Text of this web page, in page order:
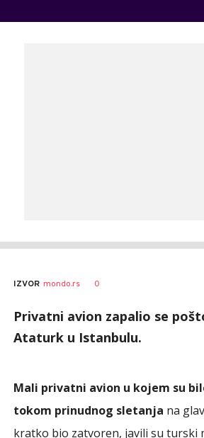
IZVOR mondo.rs 0
Privatni avion zapalio se
Ataturk u Istanbulu.
Mali privatni avion u kojem su
tokom prinudnog sletanja na
kratko bio zatvoren, javili su turski